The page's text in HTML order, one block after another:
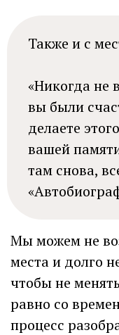
Также и с
«Никогда не
вы были
делаете
вашей
там снова,
Мы можем не
места и долго
чтобы не
равно со
процесс